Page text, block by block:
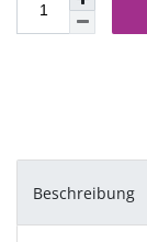
Beschreibung